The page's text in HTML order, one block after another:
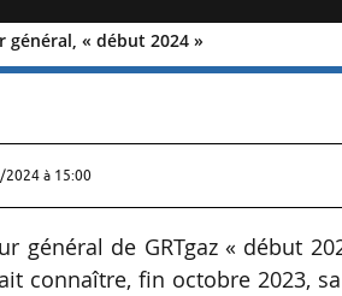
général, « début 2024 »
directeur général, «
à 15:00
général de GRTgaz « début
connaître, fin octobre 2023,